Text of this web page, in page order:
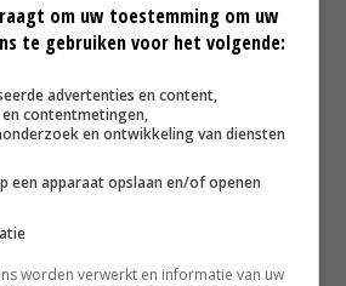
gelobbyd, bijvoorbeeld voor
en flexibel beheer. De
Brussel. Daar komt het geld
vandaan. De Boer vindt
offerte volledig wordt
gedeelten wordt opgepakt. ‘Als
uitvoeren, heb je nog geen
termijn. En dat hebben we
om uw toestemming om uw
te gebruiken voor het volgende:
advertenties en content,
contentmetingen,
en ontwikkeling van diensten
een apparaat opslaan en/of openen
worden verwerkt en informatie van uw